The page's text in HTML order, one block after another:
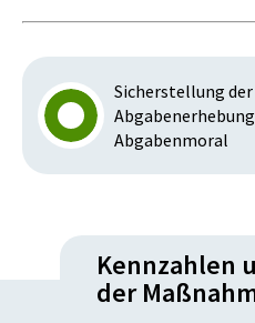
Sicherstellung
Abgabenmoral
Kennzahlen
der